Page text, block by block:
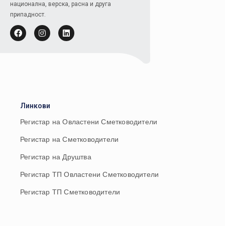
национална, верска, расна и друга
припадност.
Линкови
Регистар на Овластени Сметководители
Регистар на Сметководители
Регистар на Друштва
Регистар ТП Овластени Сметководители
Регистар ТП Сметководители